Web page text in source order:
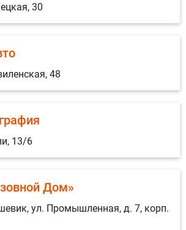
30
48
13/6
Дом»
ул. Промышленная, д. 7, корп.